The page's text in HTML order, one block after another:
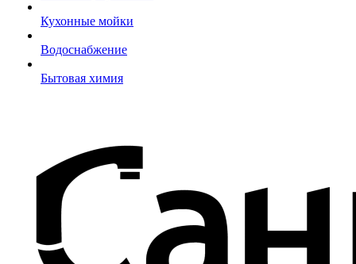
Кухонные мойки
Водоснабжение
Бытовая химия